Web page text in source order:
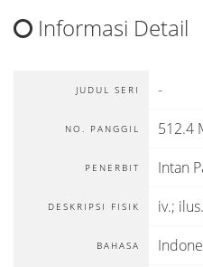
Informasi Detail
JUDUL SERI -
NO. PANGGIL 512.4
PENERBIT Intan
DESKRIPSI FISIK iv.;
BAHASA